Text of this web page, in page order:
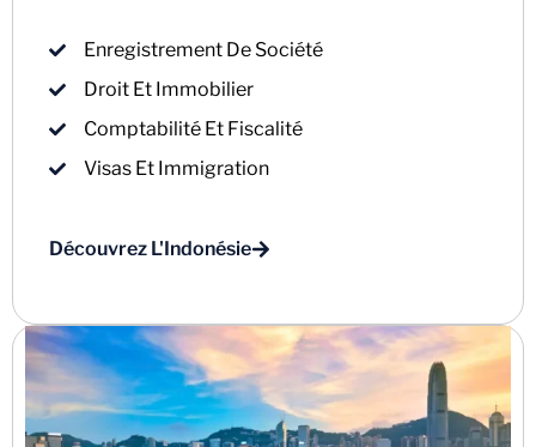
Enregistrement De Société
Droit Et Immobilier
Comptabilité Et Fiscalité
Visas Et Immigration
Découvrez L'Indonésie